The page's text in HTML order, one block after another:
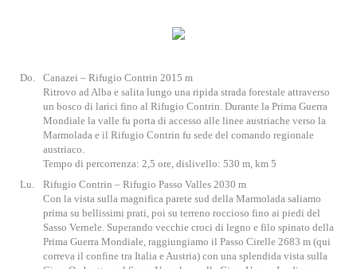
Do.
Canazei – Rifugio Contrin 2015 m
Ritrovo ad Alba e salita lungo una ripida strada forestale attraverso
un bosco di larici fino al Rifugio Contrin. Durante la Prima Guerra
Mondiale la valle fu porta di accesso alle linee austriache verso la
Marmolada e il Rifugio Contrin fu sede del comando regionale
austriaco.
Tempo di percorrenza: 2,5 ore, dislivello: 530 m, km 5
Lu.
Rifugio Contrin – Rifugio Passo Valles 2030 m
Con la vista sulla magnifica parete sud della Marmolada saliamo
prima su bellissimi prati, poi su terreno roccioso fino ai piedi del
Sasso Vernele. Superando vecchie croci di legno e filo spinato della
Prima Guerra Mondiale, raggiungiamo il Passo Cirelle 2683 m (qui
correva il confine tra Italia e Austria) con una splendida vista sulla